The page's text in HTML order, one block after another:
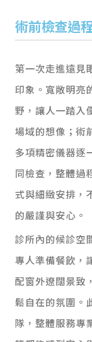
術前檢查過
第一次走進遠見
印象。寬敞明亮
野，讓人一踏入
場域的想像； 術
多項精密儀器逐
同檢查，整體過
式與細緻安排，
的嚴謹與安心。
診所內的候診空
專人準備餐飲，
配窗外遼闊景致
鬆自在的氛圍。
隊，整體服務專